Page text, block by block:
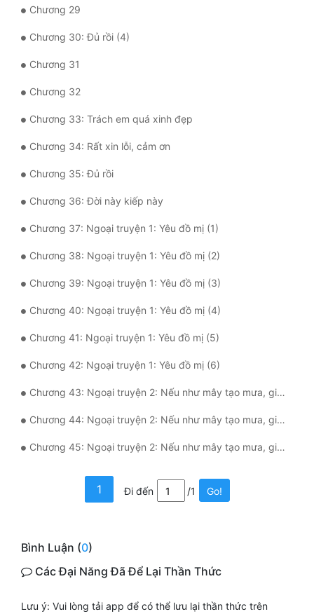
Tu Chân
Tu Tiên
Tội Phạm
Truyện Nữ
Vô Địch Lưu
Xây Dựng Thế Lực
Chương 29
Chương 30: Đủ rồi (4)
Chương 31
Chương 32
Chương 33: Trách em quá xinh đẹp
Chương 34: Rất xin lỗi, cảm ơn
Chương 35: Đủ rồi
Chương 36: Đời này kiếp này
Chương 37: Ngoại truyện 1: Yêu đồ mị (1)
Chương 38: Ngoại truyện 1: Yêu đồ mị (2)
Chương 39: Ngoại truyện 1: Yêu đồ mị (3)
Chương 40: Ngoại truyện 1: Yêu đồ mị (4)
Chương 41: Ngoại truyện 1: Yêu đồ mị (5)
Chương 42: Ngoại truyện 1: Yêu đồ mị (6)
Chương 43: Ngoại truyện 2: Nếu như mây tạo mưa, gió sẽ thổi khô nó (1)
Chương 44: Ngoại truyện 2: Nếu như mây tạo mưa, gió sẽ thổi khô nó (2)
Chương 45: Ngoại truyện 2: Nếu như mây tạo mưa, gió sẽ thổi khô nó (3)
1 Đi đến /1 Go!
Bình Luận (0)
Các Đại Năng Đã Để Lại Thần Thức
Lưu ý: Vui lòng tải app để có thể lưu lại thần thức trên